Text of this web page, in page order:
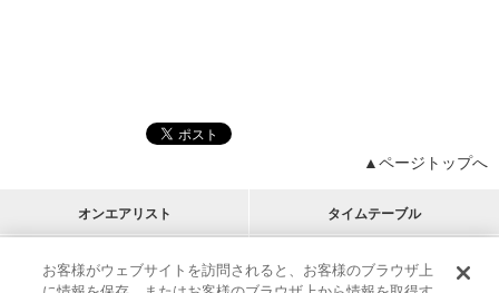
▲ページトップへ
オンエアリスト タイムテーブル
プログラムリスト チャート
お客様がウェブサイトを訪問されると、お客様のブラウザ上